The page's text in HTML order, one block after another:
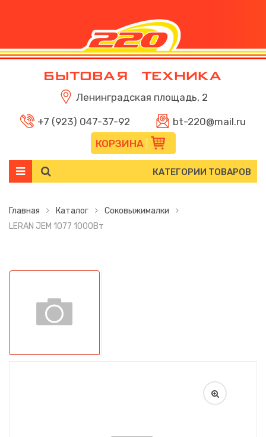
Ленинградская площадь, 2
+7 (923) 047-37-92
bt-220@mail.ru
КОРЗИНА
КАТЕГОРИИ ТОВАРОВ
Главная Каталог
Соковыжималки
LERAN JEM 1077 1000Вт